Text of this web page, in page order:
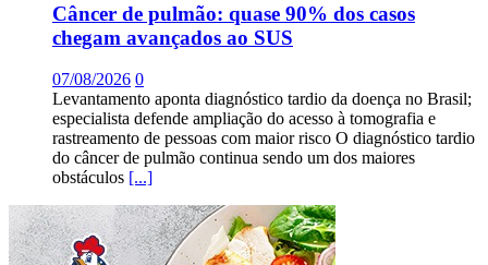
Câncer de pulmão: quase 90% dos casos
chegam avançados ao SUS
07/08/2026 0
Levantamento aponta diagnóstico tardio da doença no Brasil;
especialista defende ampliação do acesso à tomografia e
rastreamento de pessoas com maior risco O diagnóstico tardio
do câncer de pulmão continua sendo um dos maiores
obstáculos [...]